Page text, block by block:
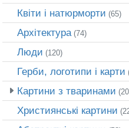
Квіти і натюрморти (65)
Архітектура (74)
Люди (120)
Герби, логотипи і карти
Картини з тваринами
Християнські картини